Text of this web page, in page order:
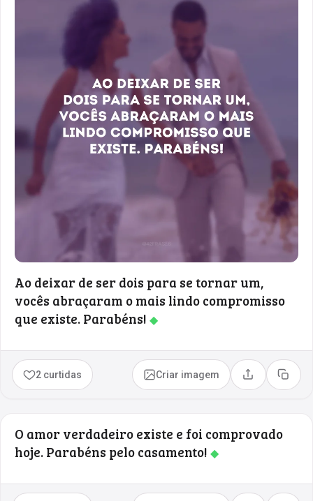
Ao deixar de ser dois para se tornar um,
vocês abraçaram o mais lindo compromisso
que existe. Parabéns! ◆
2 curtidas Criar imagem Compartilhar
Copiar
O amor verdadeiro existe e foi comprovado
hoje. Parabéns pelo casamento! ◆